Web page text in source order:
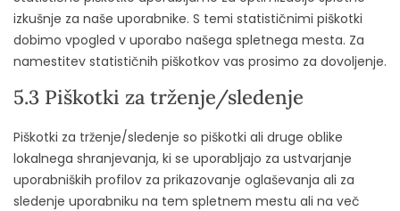
izkušnje za naše uporabnike. S temi statističnimi piškotki
dobimo vpogled v uporabo našega spletnega mesta. Za
namestitev statističnih piškotkov vas prosimo za dovoljenje.
5.3 Piškotki za trženje/sledenje
Piškotki za trženje/sledenje so piškotki ali druge oblike
lokalnega shranjevanja, ki se uporabljajo za ustvarjanje
uporabniških profilov za prikazovanje oglaševanja ali za
sledenje uporabniku na tem spletnem mestu ali na več